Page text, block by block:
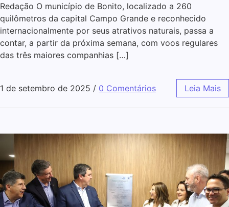
Redação O município de Bonito, localizado a 260
quilômetros da capital Campo Grande e reconhecido
internacionalmente por seus atrativos naturais, passa a
contar, a partir da próxima semana, com voos regulares
das três maiores companhias […]
1 de setembro de 2025 / 0 Comentários Leia Mais